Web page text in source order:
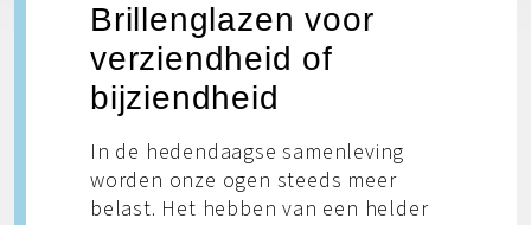
Brillenglazen voor
verziendheid of
bijziendheid
In de hedendaagse samenleving
worden onze ogen steeds meer
belast. Het hebben van een helder